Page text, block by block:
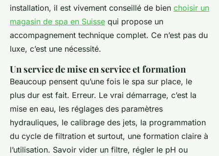
installation, il est vivement conseillé de bien choisir un
magasin de spa en Suisse qui propose un
accompagnement technique complet. Ce n’est pas du
luxe, c’est une nécessité.
Un service de mise en service et formation
Beaucoup pensent qu’une fois le spa sur place, le
plus dur est fait. Erreur. Le vrai démarrage, c’est la
mise en eau, les réglages des paramètres
hydrauliques, le calibrage des jets, la programmation
du cycle de filtration et surtout, une formation claire à
l’utilisation. Savoir vider un filtre, régler le pH ou